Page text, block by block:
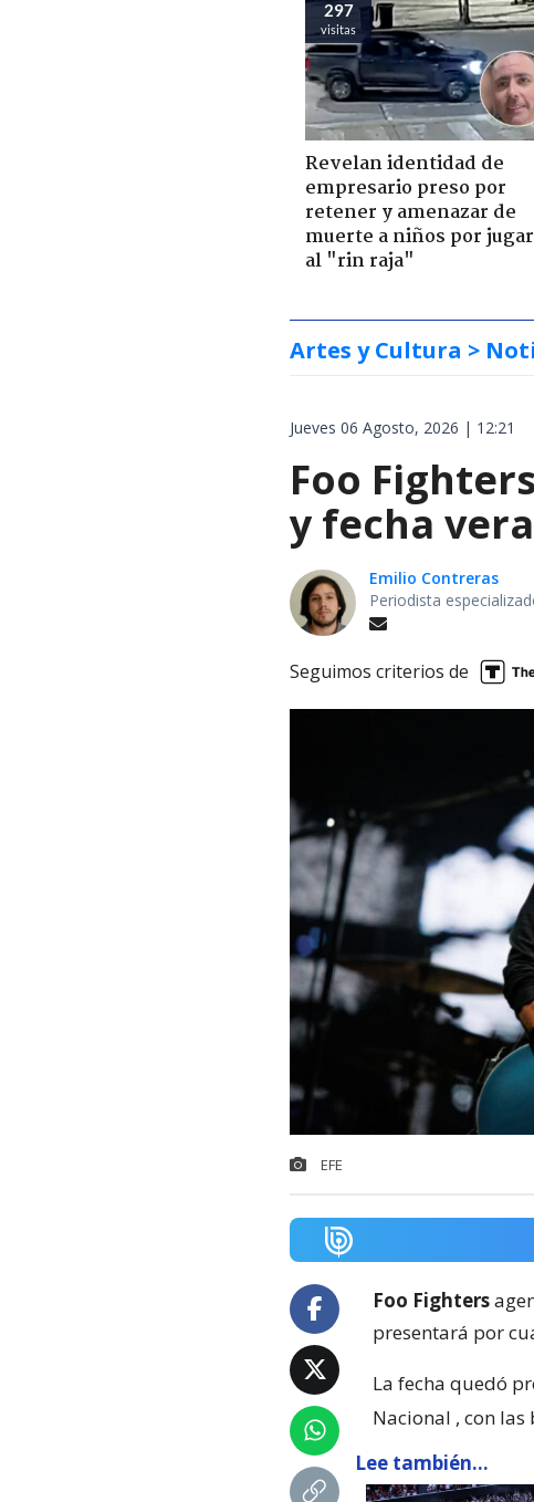
297
visitas
Revelan identidad de
empresario preso por
retener y amenazar de
muerte a niños por jugar
al "rin raja"
Artes y Cultura >
Jueves 06 Agosto, 2026 | 12:21
Foo
y fecha
Emilio Contreras
Periodista
Seguimos criterios de
EFE
Foo Fighters
presentará por
La fecha quedó
Nacional , con las
Lee también...